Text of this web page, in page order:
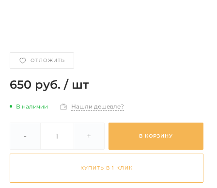
ОТЛОЖИТЬ
650 руб. / шт
В наличии Нашли дешевле?
- + В КОРЗИНУ
КУПИТЬ В 1 КЛИК